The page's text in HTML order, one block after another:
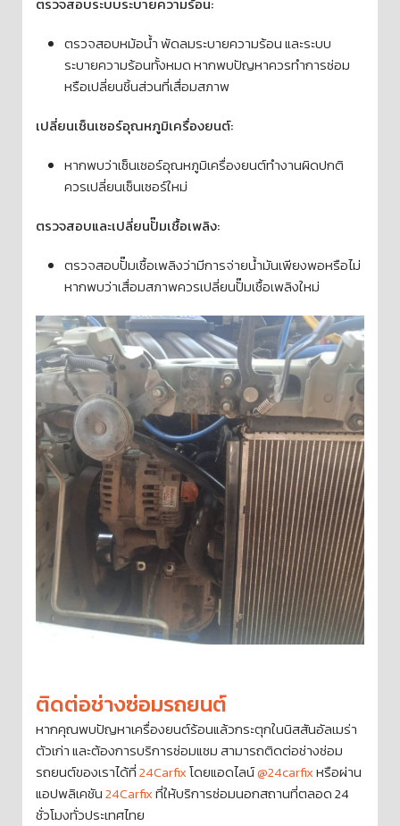
ตรวจสอบหม้อน้ำ พัดลมระบายความร้อน และระบบ
ระบายความร้อนทั้งหมด หากพบปัญหาควรทำการซ่อม
หรือเปลี่ยนชิ้นส่วนที่เสื่อมสภาพ
เปลี่ยนเซ็นเซอร์อุณหภูมิเครื่องยนต์:
หากพบว่าเซ็นเซอร์อุณหภูมิเครื่องยนต์ทำงานผิดปกติ
ควรเปลี่ยนเซ็นเซอร์ใหม่
ตรวจสอบและเปลี่ยนปั๊มเชื้อเพลิง:
ตรวจสอบปั๊มเชื้อเพลิงว่ามีการจ่ายน้ำมันเพียงพอหรือไม่
หากพบว่าเสื่อมสภาพควรเปลี่ยนปั๊มเชื้อเพลิงใหม่
ติดต่อช่างซ่อมรถยนต์
หากคุณพบปัญหาเครื่องยนต์ร้อนแล้วกระตุกในนิสสันอัลเมร่า
ตัวเก่า และต้องการบริการซ่อมแซม สามารถติดต่อช่างซ่อม
รถยนต์ของเราได้ที่24Carfixโดยแอดไลน์@24carfixหรือผ่าน
แอปพลิเคชัน24Carfixที่ให้บริการซ่อมนอกสถานที่ตลอด 24
ชั่วโมงทั่วประเทศไทย